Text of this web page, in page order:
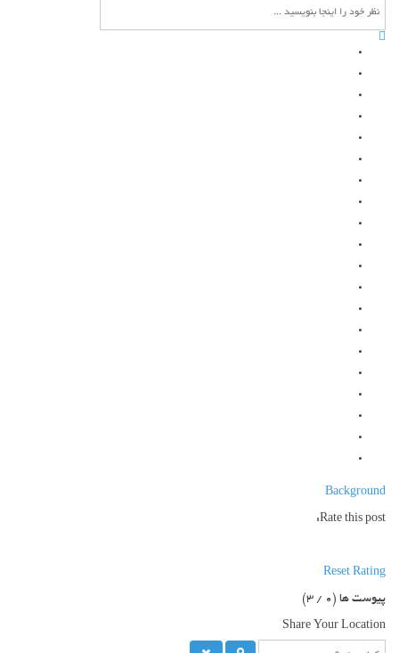
Background
Rate this post:
Reset Rating
پیوست ها ( 0
/ 3)
Share Your Location